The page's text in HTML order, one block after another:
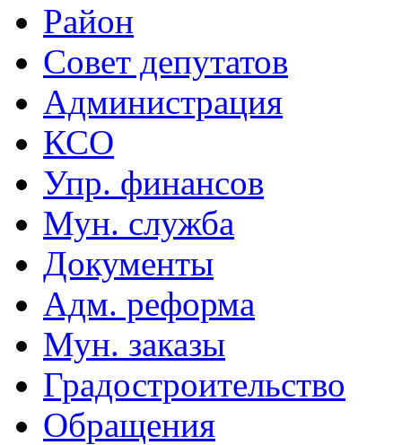
Район
Совет депутатов
Администрация
КСО
Упр. финансов
Мун. служба
Документы
Адм. реформа
Мун. заказы
Градостроительство
Обращения